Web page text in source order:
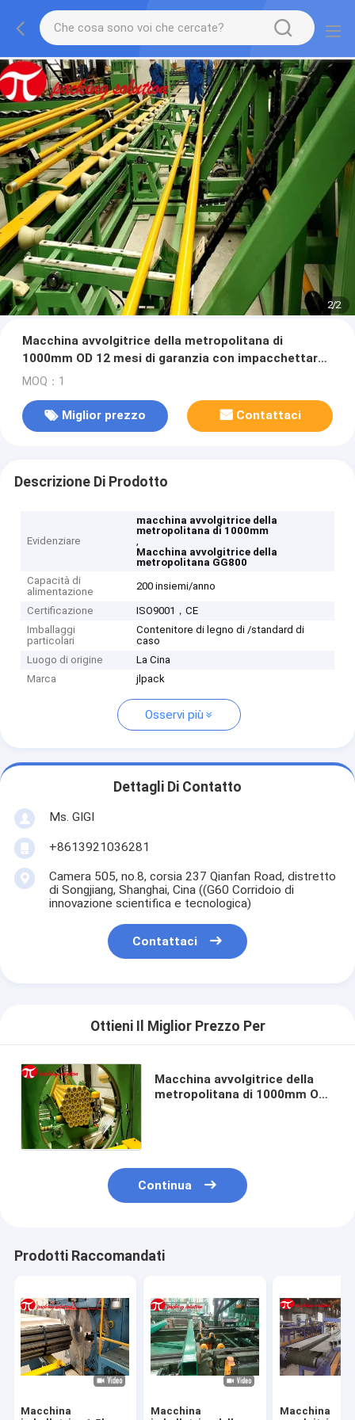
2/2
Macchina avvolgitrice della metropolitana di
1000mm OD 12 mesi di garanzia con impacchettare
sistema robusto
MOQ：1
Miglior prezzo Contattaci
Descrizione Di Prodotto
Evidenziare
macchina avvolgitrice della
metropolitana di 1000mm
,
Macchina avvolgitrice della
metropolitana GG800
Capacità di
alimentazione
200 insiemi/anno
Certificazione
ISO9001，CE
Imballaggi
particolari
Contenitore di legno di /standard di
caso
Luogo di origine
La Cina
Marca
jlpack
Osservi più
Dettagli Di Contatto
Ms. GIGI
+8613921036281
Camera 505, no.8, corsia 237 Qianfan Road, distretto
di Songjiang, Shanghai, Cina ((G60 Corridoio di
innovazione scientifica e tecnologica)
Contattaci
Ottieni Il Miglior Prezzo Per
Macchina avvolgitrice della
metropolitana di 1000mm OD
Continua
Prodotti Raccomandati
Macchina
Macchina
Macchina